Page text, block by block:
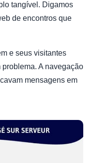
tangível. Digamos
de encontros que
e seus visitantes
A navegação
mensagens em